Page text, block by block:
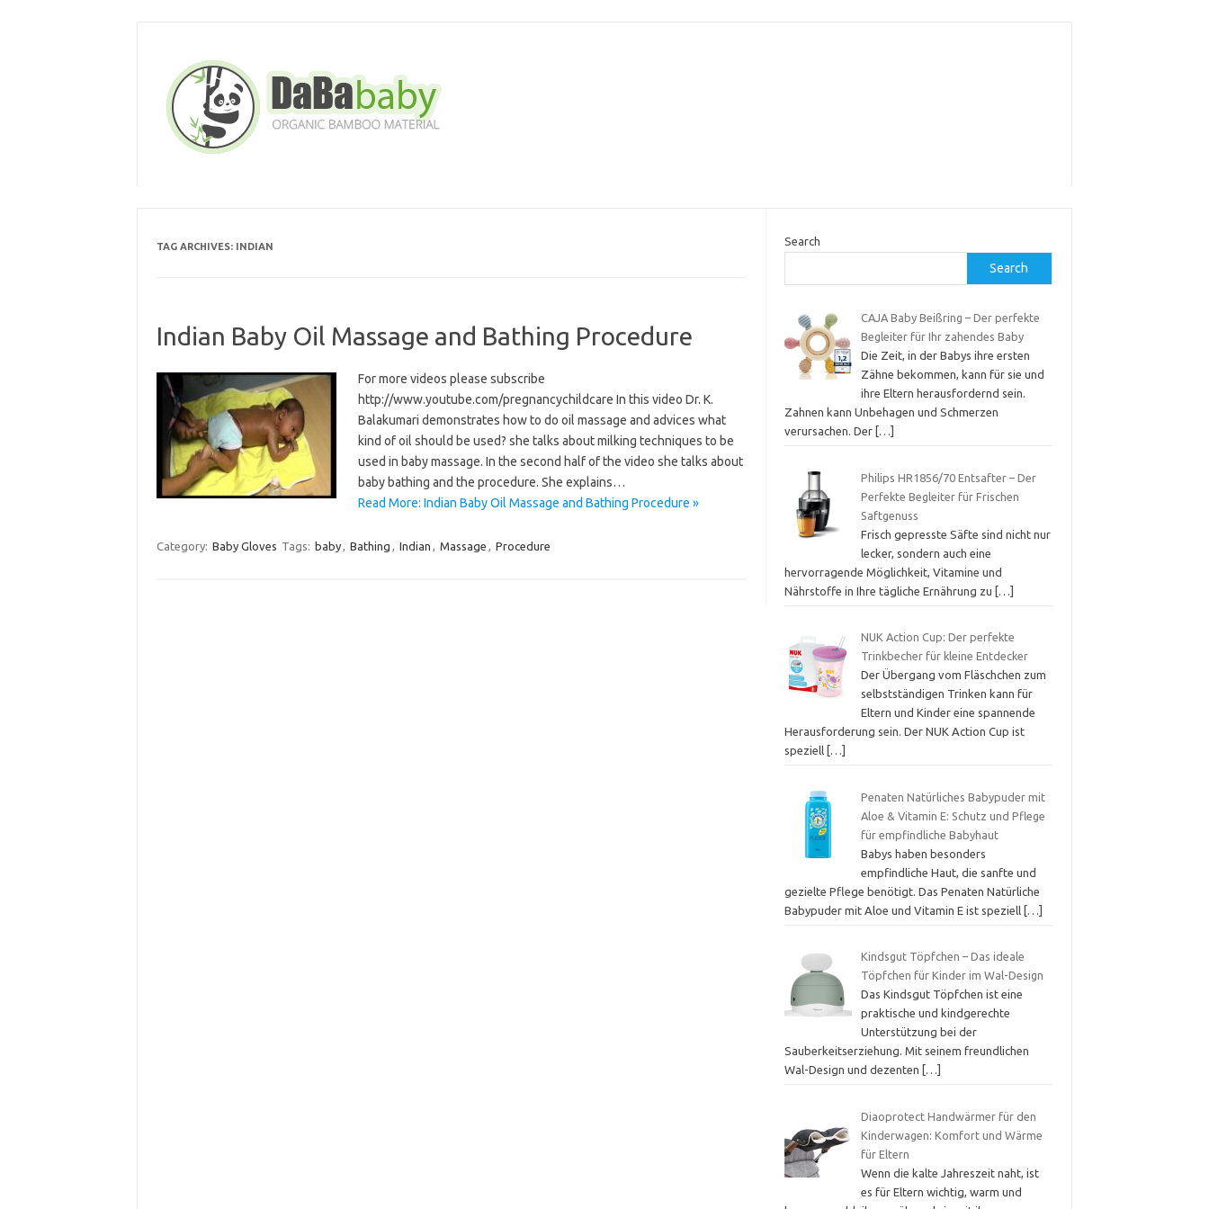
TAG ARCHIVES: INDIAN
Indian Baby Oil Massage and Bathing Procedure
For more videos please subscribe
http://www.youtube.com/pregnancychildcare In this video Dr. K.
Balakumari demonstrates how to do oil massage and advices what
kind of oil should be used? she talks about milking techniques to be
used in baby massage. In the second half of the video she talks about
baby bathing and the procedure. She explains…
Read More: Indian Baby Oil Massage and Bathing Procedure »
Category: Baby Gloves Tags: baby, Bathing , Indian , Massage , Procedure
Search
Search
CAJA Baby Beißring – Der perfekte
Begleiter für Ihr zahendes Baby
Die Zeit, in der Babys ihre ersten
Zähne bekommen, kann für sie und
ihre Eltern herausfordernd sein.
Zahnen kann Unbehagen und Schmerzen
verursachen. Der […]
Philips HR1856/70 Entsafter – Der
Perfekte Begleiter für Frischen
Saftgenuss
Frisch gepresste Säfte sind nicht nur
lecker, sondern auch eine
hervorragende Möglichkeit, Vitamine und
Nährstoffe in Ihre tägliche Ernährung zu […]
NUK Action Cup: Der perfekte
Trinkbecher für kleine Entdecker
Der Übergang vom Fläschchen zum
selbstständigen Trinken kann für
Eltern und Kinder eine spannende
Herausforderung sein. Der NUK Action Cup ist
speziell […]
Penaten Natürliches Babypuder mit
Aloe & Vitamin E: Schutz und Pflege
für empfindliche Babyhaut
Babys haben besonders
empfindliche Haut, die sanfte und
gezielte Pflege benötigt. Das Penaten Natürliche
Babypuder mit Aloe und Vitamin E ist speziell […]
Kindsgut Töpfchen – Das ideale
Töpfchen für Kinder im Wal-Design
Das Kindsgut Töpfchen ist eine
praktische und kindgerechte
Unterstützung bei der
Sauberkeitserziehung. Mit seinem freundlichen
Wal-Design und dezenten
[…]
Diaoprotect Handwärmer für den
Kinderwagen: Komfort und Wärme
für Eltern
Wenn die kalte Jahreszeit naht, ist
es für Eltern wichtig, warm und